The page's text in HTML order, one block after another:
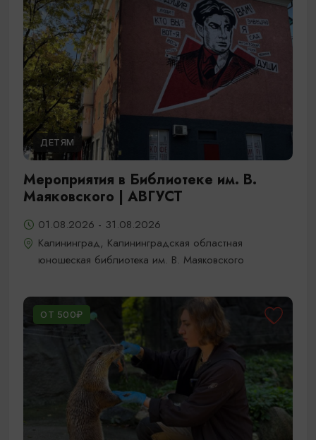
ДЕТЯМ
Мероприятия в Библиотеке им. В.
Маяковского | АВГУСТ
01.08.2026 - 31.08.2026
Калининград, Калининградская областная
юношеская библиотека им. В. Маяковского
ОТ 500₽